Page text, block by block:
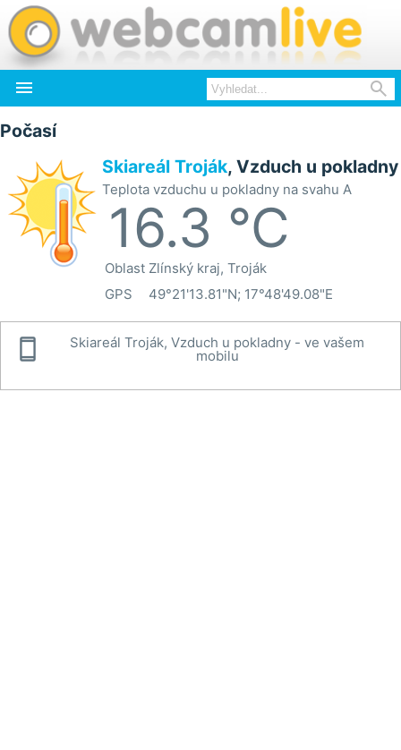
 
Počasí
Skiareál Troják, Vzduch u pokladny
Teplota vzduchu u pokladny na svahu A
16.3 °C
Oblast Zlínský kraj, Troják
GPS
49°21'13.81"N; 17°48'49.08"E
 Skiareál Troják, Vzduch u pokladny - ve vašem
mobilu